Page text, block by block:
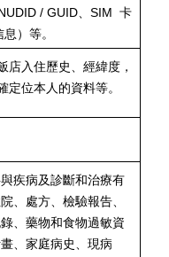
/ GUID 、SIM卡
息）等。
店入住歷史、經緯度，
定位本人的資料等。
疾病及診斷和治療有
、處方、檢驗報告、
、藥物和食物過敏資
、家庭病史、現病